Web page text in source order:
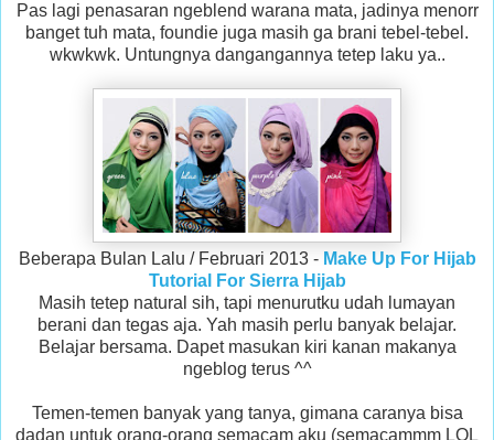
Pas lagi penasaran ngeblend warana mata, jadinya menorr
banget tuh mata, foundie juga masih ga brani tebel-tebel.
wkwkwk. Untungnya dangangannya tetep laku ya..
Beberapa Bulan Lalu / Februari 2013 - Make Up For Hijab
Tutorial For Sierra Hijab
Masih tetep natural sih, tapi menurutku udah lumayan
berani dan tegas aja. Yah masih perlu banyak belajar.
Belajar bersama. Dapet masukan kiri kanan makanya
ngeblog terus ^^
Temen-temen banyak yang tanya, gimana caranya bisa
dadan untuk orang-orang semacam aku (semacammm LOL